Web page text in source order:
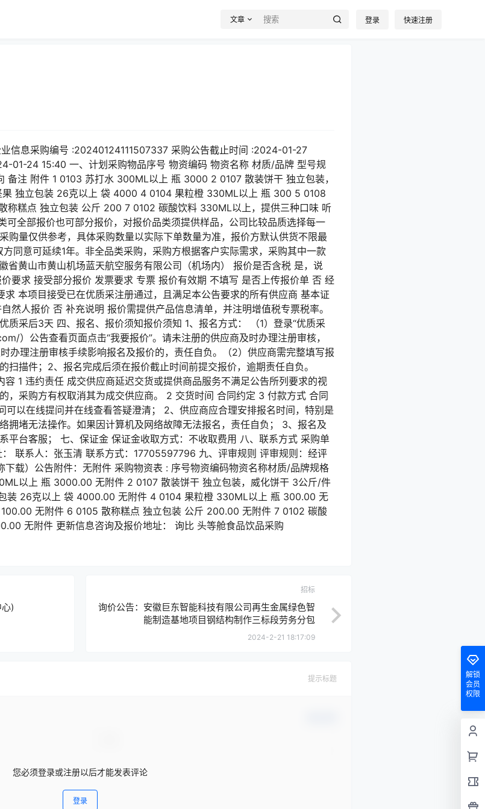
文章 登录 快速注册
信息采购编号 :20240124111507337 采购公告截止时间 :2024-01-27
01-24 15:40 一、计划采购物品序号 物资编码 物资名称 材质/品牌 型号规
备注 附件 1 0103 苏打水 300ML以上 瓶 3000 2 0107 散装饼干 独立包装，
独立包装 26克以上 袋 4000 4 0104 果粒橙 330ML以上 瓶 300 5 0108
称糕点 独立包装 公斤 200 7 0102 碳酸饮料 330ML以上，提供三种口味 听
全部报价也可部分报价，对报价品类须提供样品，公司比较品质选择每一
购量仅供参考，具体采购数量以实际下单数量为准，报价方默认供货不限最
同意可延续1年。非全品类采购，采购方根据客户实际需求，采购其中一款
省黄山市黄山机场蓝天航空服务有限公司（机场内） 报价是否含税 是，说
要求 接受部分报价 发票要求 专票 报价有效期 不填写 是否上传报价单 否 经
本项目接受已在优质采注册通过，且满足本公告要求的所有供应商 基本证
然人报价 否 补充说明 报价需提供产品信息清单，并注明增值税专票税率。
质采后3天 四、报名、报价须知报价须知 1、报名方式： （1）登录“优质采
）公告查看页面点击“我要报价”。请未注册的供应商及时办理注册审核，
理注册审核手续影响报名及报价的，责任自负。（2）供应商需完整填写报
扫描件；2、报名完成后须在报价截止时间前提交报价，逾期责任自负。
1 违约责任 成交供应商延迟交货或提供商品服务不满足公告所列要求的视
，采购方有权取消其为成交供应商。 2 交货时间 合同约定 3 付款方式 合同
可以在线提问并在线查看答疑澄清； 2、供应商应合理安排报名时间，特别是
拥堵无法操作。如果因计算机及网络故障无法报名，责任自负； 3、报名及
平台客服； 七、保证金 保证金收取方式：不收取费用 八、联系方式 采购单
联系人：张玉清 联系方式：17705597796 九、评审规则 评审规则：经评
载）公告附件：无附件 采购物资表 : 序号物资编码物资名称材质/品牌规格
以上 瓶 3000.00 无附件 2 0107 散装饼干 独立包装，威化饼干 3公斤/件
装 26克以上 袋 4000.00 无附件 4 0104 果粒橙 330ML以上 瓶 300.00 无
无附件 6 0105 散称糕点 独立包装 公斤 200.00 无附件 7 0102 碳酸
无附件 更新信息咨询及报价地址： 询比 头等舱食品饮品采购
)
招标
询价公告：安徽巨东智能科技有限公司再生金属绿色智
能制造基地项目钢结构制作三标段劳务分包
2024-2-21 18:17:09
提示标题
您必须登录或注册以后才能发表评论
登录
解锁
会员
权限